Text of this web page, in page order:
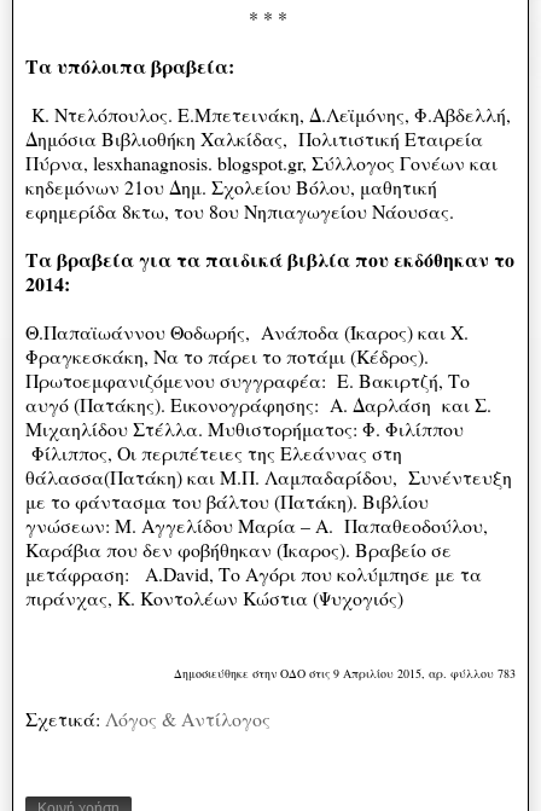
* * *
Τα υπόλοιπα βραβεία:
K. Ντελόπουλος. Ε.Μπετεινάκη, Δ.Λεϊμόνης, Φ.Αβδελλή,
Δημόσια Βιβλιοθήκη Χαλκίδας, Πολιτιστική Εταιρεία
Πύρνα, lesxhanagnosis. blogspot.gr, Σύλλογος Γονέων και
κηδεμόνων 21ου Δημ. Σχολείου Βόλου, μαθητική
εφημερίδα 8κτω, του 8ου Νηπιαγωγείου Νάουσας.
Τα βραβεία για τα παιδικά βιβλία που εκδόθηκαν το
2014:
Θ.Παπαϊωάννου Θοδωρής, Ανάποδα (Ίκαρος) και Χ.
Φραγκεσκάκη, Να το πάρει το ποτάμι (Κέδρος).
Πρωτοεμφανιζόμενου συγγραφέα: Ε. Βακιρτζή, Το
αυγό (Πατάκης). Εικονογράφησης: Α. Δαρλάση και Σ.
Μιχαηλίδου Στέλλα. Μυθιστορήματος: Φ. Φιλίππου
Φίλιππος, Οι περιπέτειες της Ελεάννας στη
θάλασσα(Πατάκη) και Μ.Π. Λαμπαδαρίδου, Συνέντευξη
με το φάντασμα του βάλτου (Πατάκη). Βιβλίου
γνώσεων: Μ. Αγγελίδου Μαρία – Α. Παπαθεοδούλου,
Καράβια που δεν φοβήθηκαν (Ίκαρος). Βραβείο σε
μετάφραση: A.David, Το Αγόρι που κολύμπησε με τα
πιράνχας, Κ. Κοντολέων Κώστια (Ψυχογιός)
Δημοσιεύθηκε στην ΟΔΟ στις 9 Απριλίου 2015, αρ. φύλλου 783
Σχετικά: Λόγος & Αντίλογος